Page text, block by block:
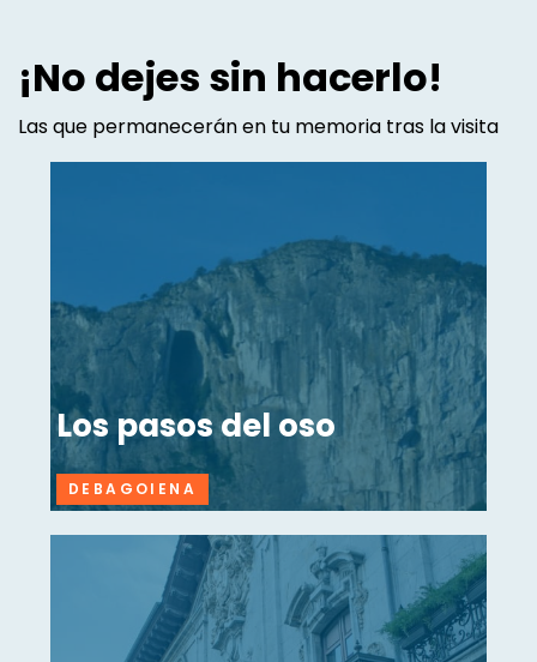
¡No dejes sin hacerlo!
Las que permanecerán en tu memoria tras la visita
Los pasos del oso
DEBAGOIENA